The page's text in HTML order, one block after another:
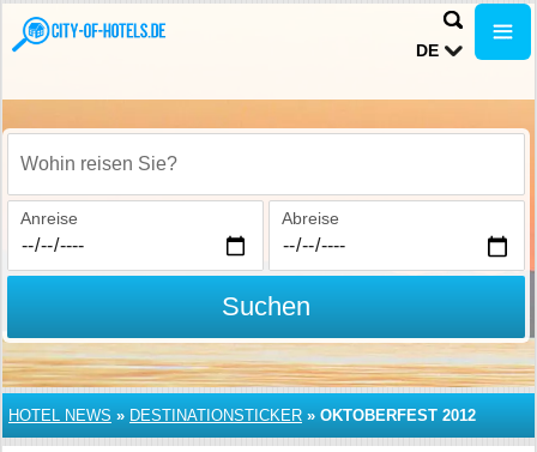
DE
Wohin reisen Sie?
Anreise Abreise
Suchen
HOTEL NEWS » DESTINATIONSTICKER » OKTOBERFEST 2012